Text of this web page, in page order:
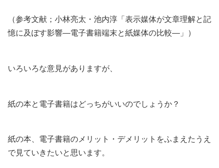
（参考文献；小林亮太・池内淳「表示媒体が文章理解と記
憶に及ぼす影響―電子書籍端末と紙媒体の比較―」）
いろいろな意見がありますが、
紙の本と電子書籍はどっちがいいのでしょうか？
紙の本、電子書籍のメリット・デメリットをふまえたうえ
で見ていきたいと思います。